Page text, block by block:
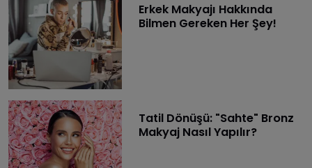
Erkek Makyajı Hakkında
Bilmen Gereken Her Şey!
Tatil Dönüşü: "Sahte" Bronz
Makyaj Nasıl Yapılır?